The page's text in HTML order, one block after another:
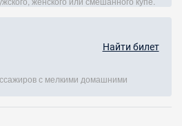
Найти билет
с мелкими домашними